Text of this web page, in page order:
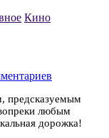
Кино
предсказуемым
любым
дорожка!